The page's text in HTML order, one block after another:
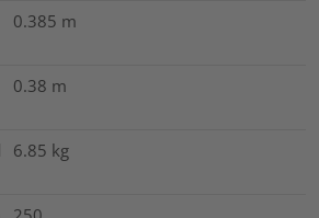
0.385 m
0.38 m
6.85 kg